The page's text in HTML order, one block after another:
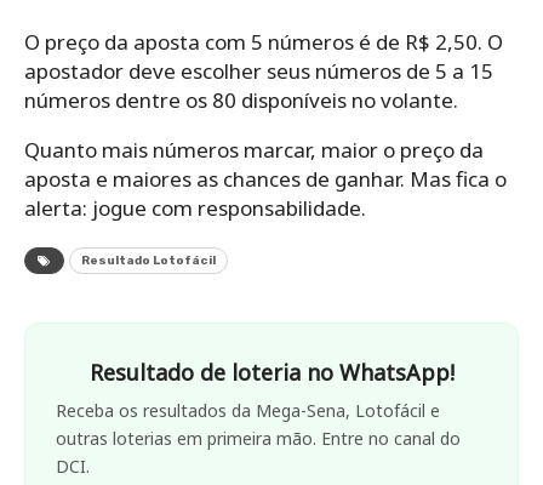
O preço da aposta com 5 números é de R$ 2,50. O
apostador deve escolher seus números de 5 a 15
números dentre os 80 disponíveis no volante.
Quanto mais números marcar, maior o preço da
aposta e maiores as chances de ganhar.​​​​​​​​ Mas fica o
alerta: jogue com responsabilidade.
Resultado Lotofácil
Resultado de loteria no WhatsApp!
Receba os resultados da Mega-Sena, Lotofácil e
outras loterias em primeira mão. Entre no canal do
DCI.